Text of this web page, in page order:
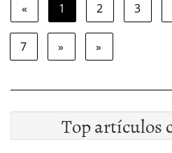
« 1 2 3
7 » »
Top artículos